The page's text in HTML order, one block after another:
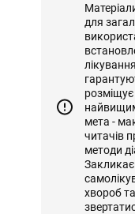
для
мета -
читачів
методи
хвороб